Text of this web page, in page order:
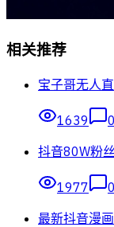
相关推荐
宝子哥无人
1639
0
抖音80W粉
1977
0
最新抖音漫